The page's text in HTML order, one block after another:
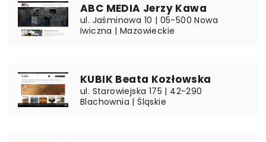
ABC MEDIA Jerzy Kawa
ul. Jaśminowa 10 | 05-500 Nowa
Iwiczna | Mazowieckie
KUBIK Beata Kozłowska
ul. Starowiejska 175 | 42-290
Blachownia | Śląskie